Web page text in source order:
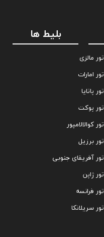
بلیط ها
تور مالزی
تور امارات
تور پاتایا
تور پوکت
تور کوالالامپور
تور برزیل
تور آفریقای جنوبی
تور ژاپن
تور فرانسه
تور سریلانکا